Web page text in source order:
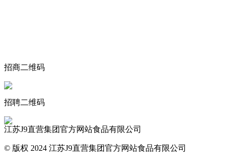
招商二维码
招聘二维码
江苏J9直营集团官方网站食品有限公司
© 版权 2024 江苏J9直营集团官方网站食品有限公司